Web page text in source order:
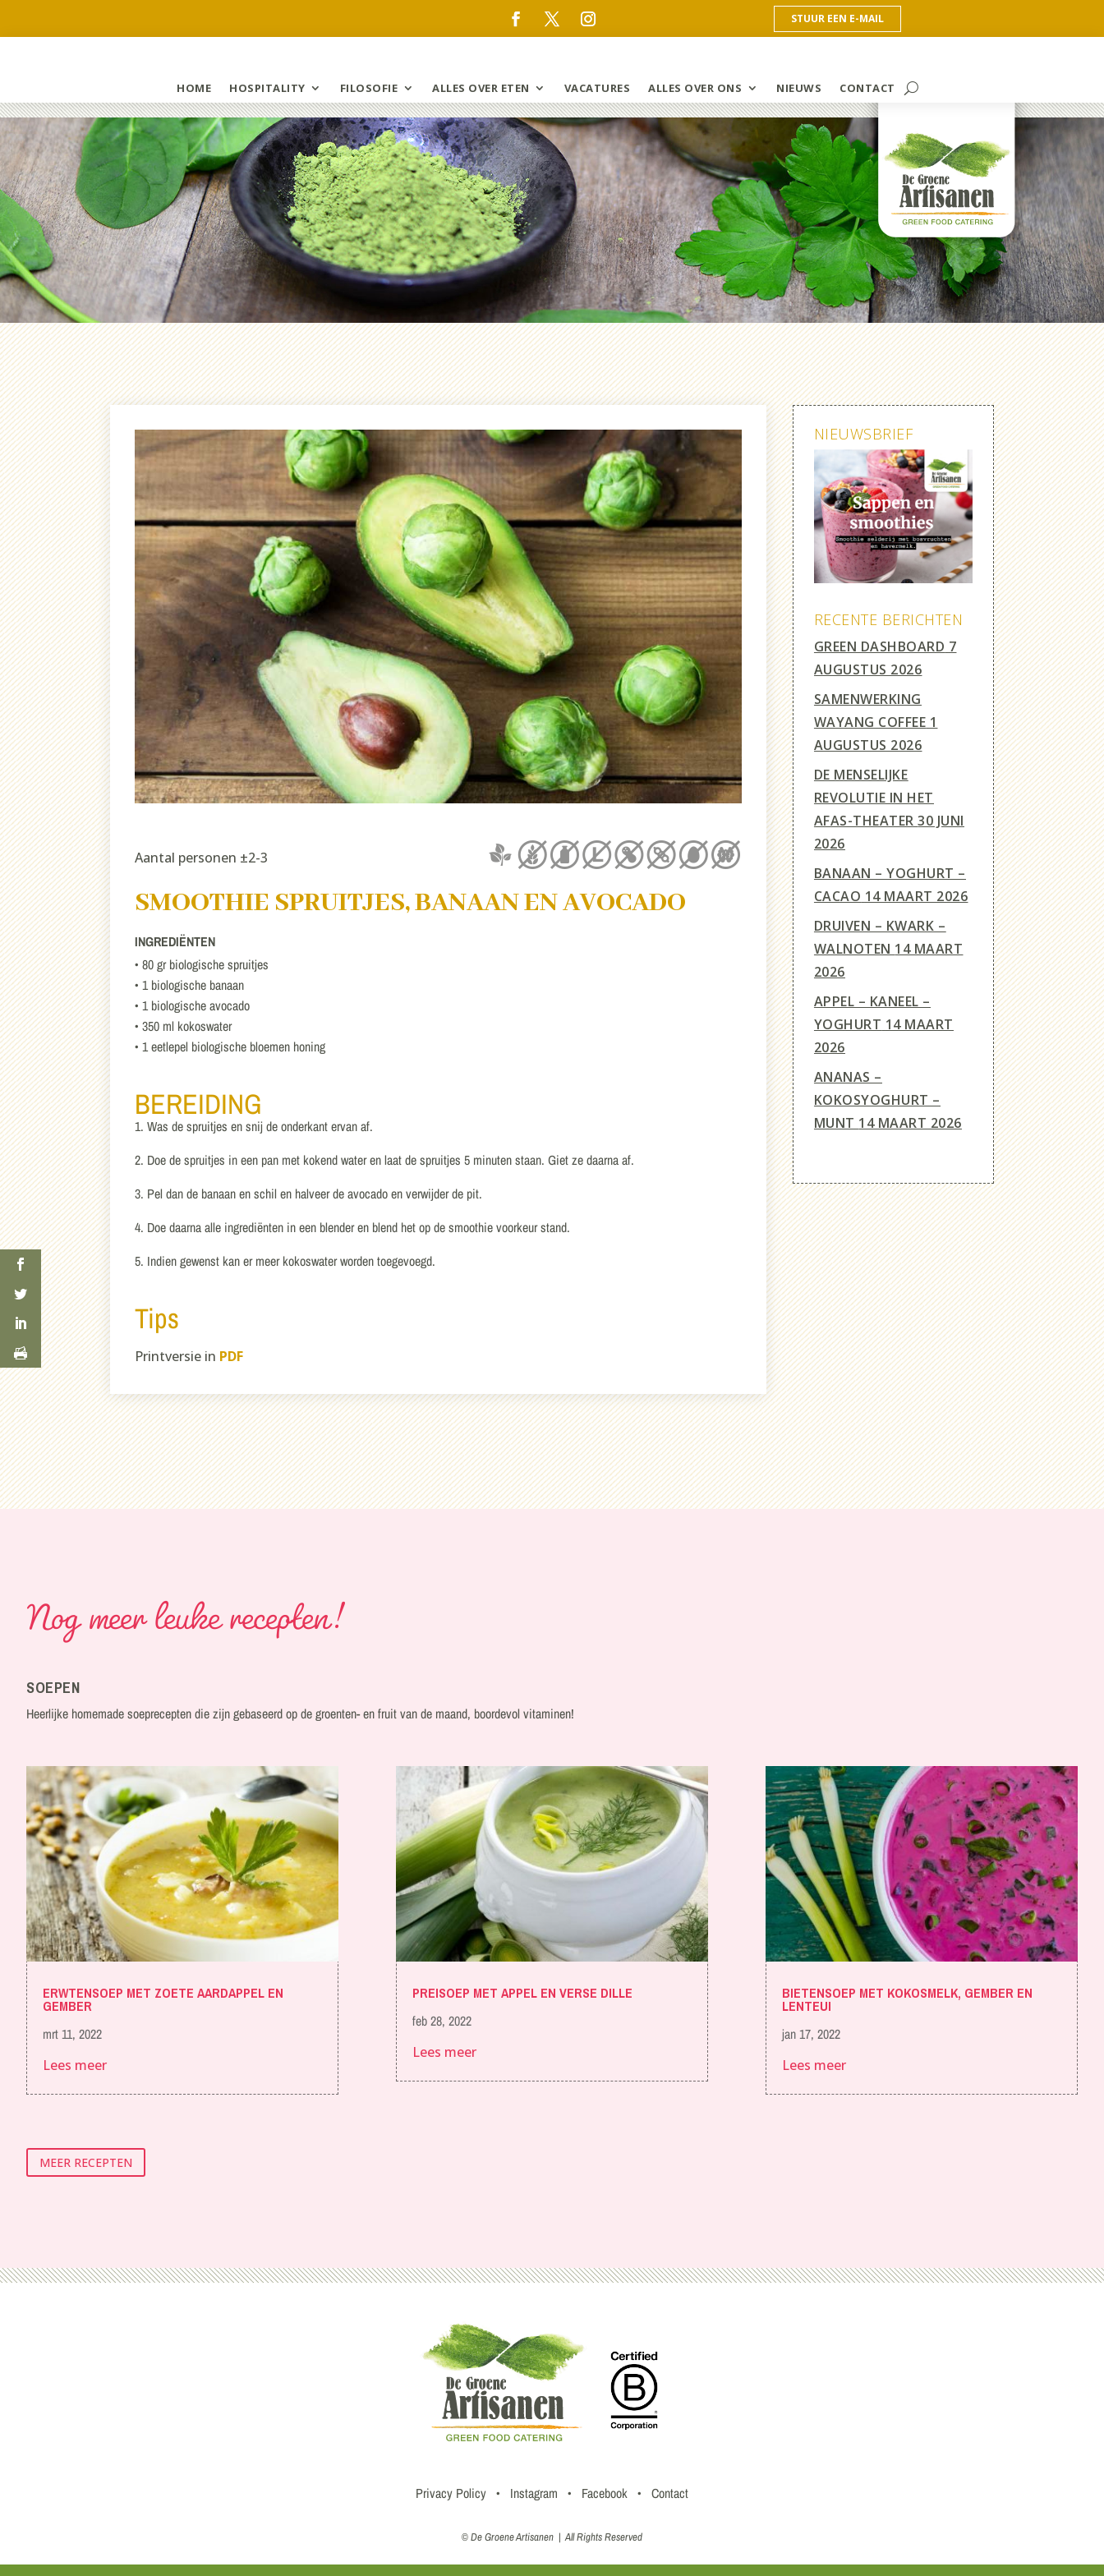
STUUR EEN E-MAIL
HOME HOSPITALITY FILOSOFIE ALLES OVER ETEN VACATURES ALLES OVER ONS NIEUWS CONTACT
Aantal personen ±2-3
SMOOTHIE SPRUITJES, BANAAN EN AVOCADO
INGREDIËNTEN
• 80 gr biologische spruitjes
• 1 biologische banaan
• 1 biologische avocado
• 350 ml kokoswater
• 1 eetlepel biologische bloemen honing
BEREIDING
1. Was de spruitjes en snij de onderkant ervan af.
2. Doe de spruitjes in een pan met kokend water en laat de spruitjes 5 minuten staan. Giet ze daarna af.
3. Pel dan de banaan en schil en halveer de avocado en verwijder de pit.
4. Doe daarna alle ingrediënten in een blender en blend het op de smoothie voorkeur stand.
5. Indien gewenst kan er meer kokoswater worden toegevoegd.
Tips
Printversie in PDF
NIEUWSBRIEF
RECENTE BERICHTEN
GREEN DASHBOARD 7
AUGUSTUS 2026
SAMENWERKING
WAYANG COFFEE 1
AUGUSTUS 2026
DE MENSELIJKE
REVOLUTIE IN HET
AFAS-THEATER 30 JUNI
2026
BANAAN – YOGHURT –
CACAO 14 MAART 2026
DRUIVEN – KWARK –
WALNOTEN 14 MAART
2026
APPEL – KANEEL –
YOGHURT 14 MAART
2026
ANANAS –
KOKOSYOGHURT –
MUNT 14 MAART 2026
Nog meer leuke recepten!
SOEPEN
Heerlijke homemade soeprecepten die zijn gebaseerd op de groenten- en fruit van de maand, boordevol vitaminen!
ERWTENSOEP MET ZOETE AARDAPPEL EN
GEMBER
mrt 11, 2022
Lees meer
PREISOEP MET APPEL EN VERSE DILLE
feb 28, 2022
Lees meer
BIETENSOEP MET KOKOSMELK, GEMBER EN
LENTEUI
jan 17, 2022
Lees meer
MEER RECEPTEN
Privacy Policy • Instagram • Facebook • Contact
© De Groene Artisanen | All Rights Reserved